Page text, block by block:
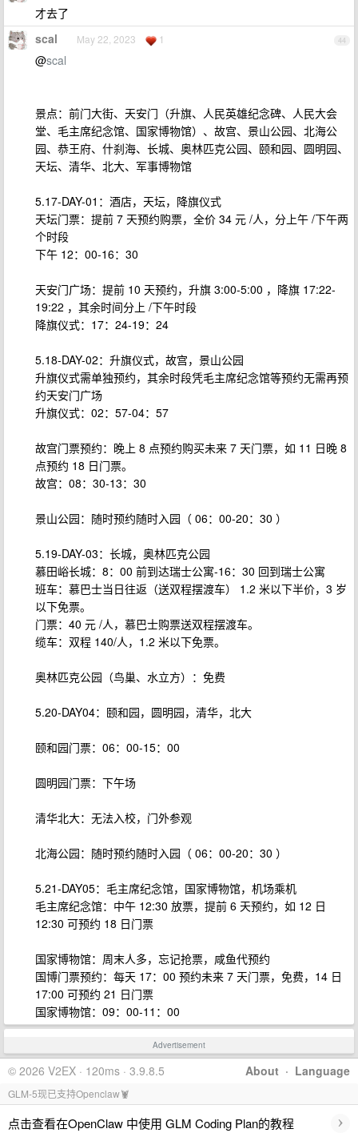
才去了
44
scal May 22, 2023 1
@scal
景点：前门大街、天安门（升旗、人民英雄纪念碑、人民大会
堂、毛主席纪念馆、国家博物馆）、故宫、景山公园、北海公
园、恭王府、什刹海、长城、奥林匹克公园、颐和园、圆明园、
天坛、清华、北大、军事博物馆
5.17-DAY-01：酒店，天坛，降旗仪式
天坛门票：提前 7 天预约购票，全价 34 元 /人，分上午 /下午两
个时段
下午 12：00-16：30
天安门广场：提前 10 天预约，升旗 3:00-5:00 ，降旗 17:22-
19:22 ，其余时间分上 /下午时段
降旗仪式：17：24-19：24
5.18-DAY-02：升旗仪式，故宫，景山公园
升旗仪式需单独预约，其余时段凭毛主席纪念馆等预约无需再预
约天安门广场
升旗仪式：02：57-04：57
故宫门票预约：晚上 8 点预约购买未来 7 天门票，如 11 日晚 8
点预约 18 日门票。
故宫：08：30-13：30
景山公园：随时预约随时入园（ 06：00-20：30 ）
5.19-DAY-03：长城，奥林匹克公园
慕田峪长城：8：00 前到达瑞士公寓-16：30 回到瑞士公寓
班车：慕巴士当日往返（送双程摆渡车） 1.2 米以下半价，3 岁
以下免票。
门票：40 元 /人，慕巴士购票送双程摆渡车。
缆车：双程 140/人，1.2 米以下免票。
奥林匹克公园（鸟巢、水立方）：免费
5.20-DAY04：颐和园，圆明园，清华，北大
颐和园门票：06：00-15：00
圆明园门票：下午场
清华北大：无法入校，门外参观
北海公园：随时预约随时入园（ 06：00-20：30 ）
5.21-DAY05：毛主席纪念馆，国家博物馆，机场乘机
毛主席纪念馆：中午 12:30 放票，提前 6 天预约，如 12 日
12:30 可预约 18 日门票
国家博物馆：周末人多，忘记抢票，咸鱼代预约
国博门票预约：每天 17：00 预约未来 7 天门票，免费，14 日
17:00 可预约 21 日门票
国家博物馆：09：00-11：00
Advertisement
About · Language
© 2026 V2EX · 120ms · 3.9.8.5
GLM-5现已支持Openclaw🦞
点击查看在OpenClaw 中使用 GLM Coding Plan的教程 ›